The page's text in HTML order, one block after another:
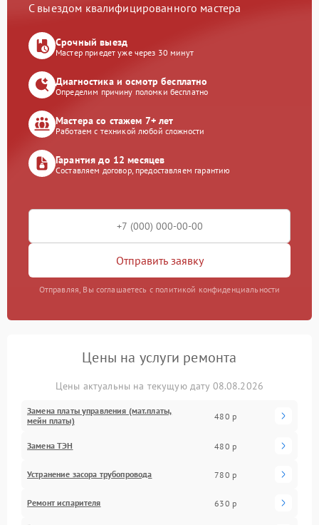
С выездом квалифицированного мастера
Срочный выезд
Мастер приедет уже через 30 минут
Диагностика и осмотр бесплатно
Определим причину поломки бесплатно
Мастера со стажем 7+ лет
Работаем с техникой любой сложности
Гарантия до 12 месяцев
Составляем договор, предоставляем гарантию
Отправить заявку
Отправляя, Вы соглашаетесь с политикой конфиденциальности
Цены на услуги ремонта
Цены актуальны на текущую дату 08.08.2026
Замена платы управления (мат.платы,
мейн платы)
480 р
Замена ТЭН 480 р
Устранение засора трубопровода 780 р
Ремонт испарителя 630 р